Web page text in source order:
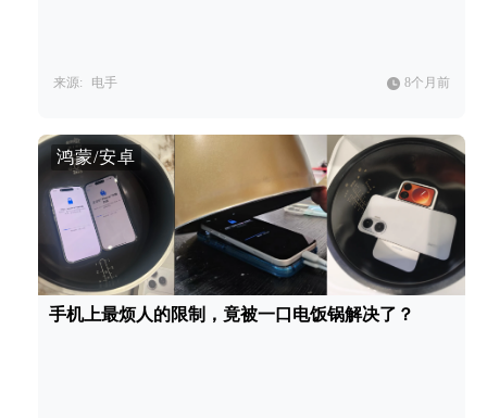
来源: 电手 8个月前
鸿蒙/安卓
手机上最烦人的限制，竟被一口电饭锅解决了？